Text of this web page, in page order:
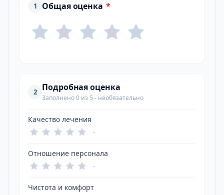
1 Общая оценка *
2 Подробная оценка
Заполнено 0 из 5 - необязательно
Качество лечения
-
Отношение персонала
-
Чистота и комфорт